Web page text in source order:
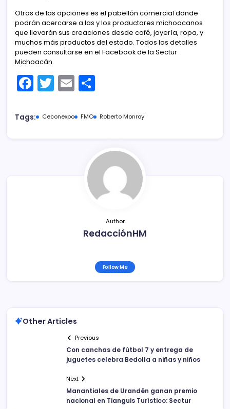
Otras de las opciones es el pabellón comercial donde
podrán acercarse a las y los productores michoacanos
que llevarán sus creaciones desde café, joyería, ropa, y
muchos más productos del estado. Todos los detalles
pueden consultarse en el Facebook de la Sectur
Michoacán.
F
a
c
T
w
itt
E
m
ai m
ar
tir
Tags: Ceconexpo FMO Roberto Monroy
Author
RedacciónHM
Follow Me
Other Articles
Previous
Con canchas de fútbol 7 y entrega de
juguetes celebra Bedolla a niñas y niños
Next
Manantiales de Urandén ganan premio
nacional en Tianguis Turístico: Sectur